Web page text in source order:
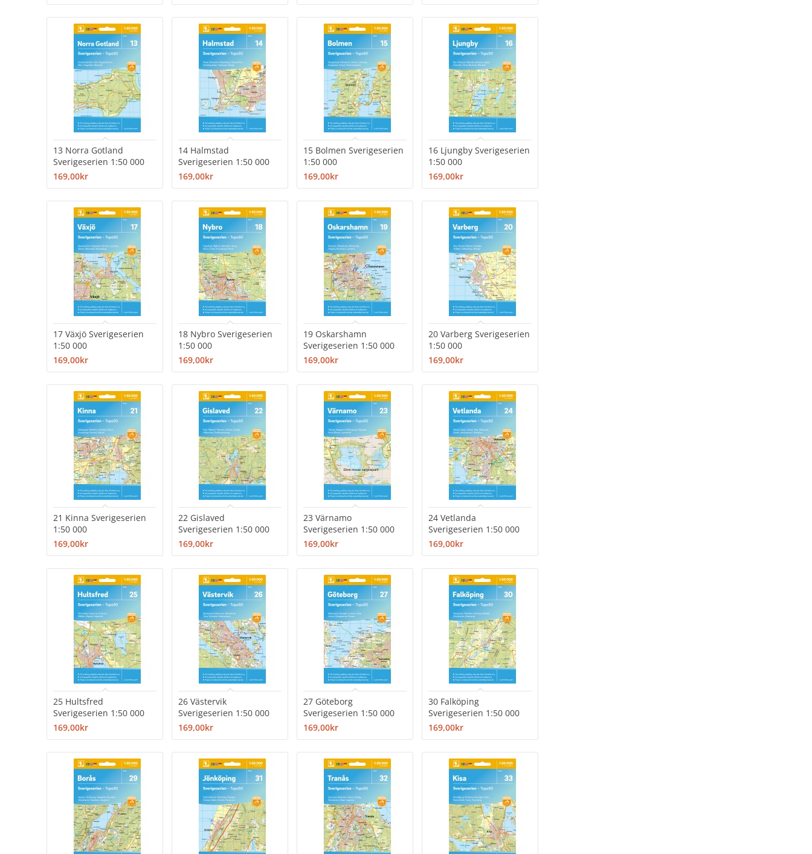
13 Norra Gotland
Sverigeserien 1:50 000
169,00kr
14 Halmstad
Sverigeserien 1:50 000
169,00kr
15 Bolmen Sverigeserien
1:50 000
169,00kr
16 Ljungby Sverigeserien
1:50 000
169,00kr
17 Växjö Sverigeserien
1:50 000
169,00kr
18 Nybro Sverigeserien
1:50 000
169,00kr
19 Oskarshamn
Sverigeserien 1:50 000
169,00kr
20 Varberg Sverigeserien
1:50 000
169,00kr
21 Kinna Sverigeserien
1:50 000
169,00kr
22 Gislaved
Sverigeserien 1:50 000
169,00kr
23 Värnamo
Sverigeserien 1:50 000
169,00kr
24 Vetlanda
Sverigeserien 1:50 000
169,00kr
25 Hultsfred
Sverigeserien 1:50 000
169,00kr
26 Västervik
Sverigeserien 1:50 000
169,00kr
27 Göteborg
Sverigeserien 1:50 000
169,00kr
30 Falköping
Sverigeserien 1:50 000
169,00kr